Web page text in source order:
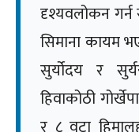
दृश्यवलोकन
सिमाना कायम
सुर्योदय र
हिवाकोठी